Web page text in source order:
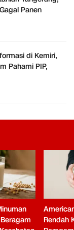
Panen
di Kemiri,
Pahami PIP,
Rendah